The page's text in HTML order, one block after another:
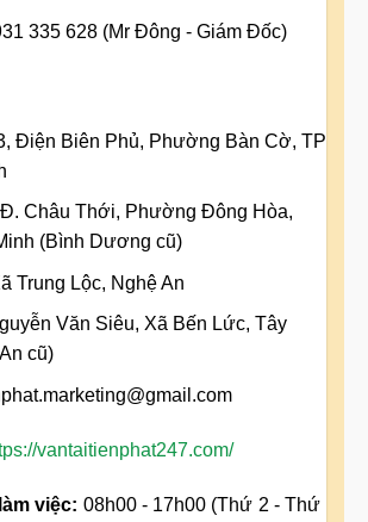
335 628 (Mr Đông - Giám Đốc)
Điện Biên Phủ, Phường Bàn Cờ, TP
Đ. Châu Thới, Phường Đông Hòa,
(Bình Dương cũ)
Trung Lộc, Nghệ An
Văn Siêu, Xã Bến Lức, Tây
cũ)
vantaitienphat247.com/
việc: 08h00 - 17h00 (Thứ 2 - Thứ